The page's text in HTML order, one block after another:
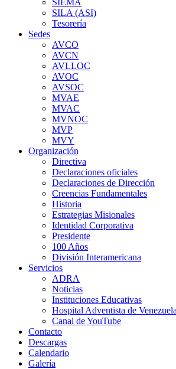
SILA (ASI)
Tesorería
Sedes
AVCO
AVCN
AVLLOC
AVOC
AVSOC
MVAE
MVAC
MVNOC
MVP
MVY
Organización
Directiva
Declaraciones oficiales
Declaraciones de Dirección
Creencias Fundamentales
Historia
Estrategias Misionales
Identidad Corporativa
Presidente
100 Años
División Interamericana
Servicios
ADRA
Noticias
Instituciones Educativas
Hospital Adventista de Venezuela
Canal de YouTube
Contacto
Descargas
Calendario
Galería